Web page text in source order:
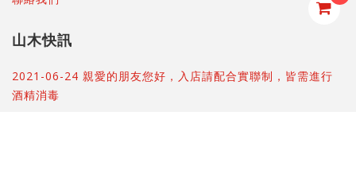
山木快訊
2021-06-24 親愛的朋友您好，入店請配合實聯制，皆需進行
酒精消毒